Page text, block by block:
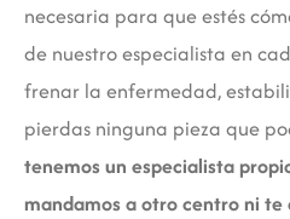
necesaria para que estés
de nuestro especialista en
frenar la enfermedad,
pierdas ninguna pieza que
tenemos un especialista
mandamos a otro centro ni